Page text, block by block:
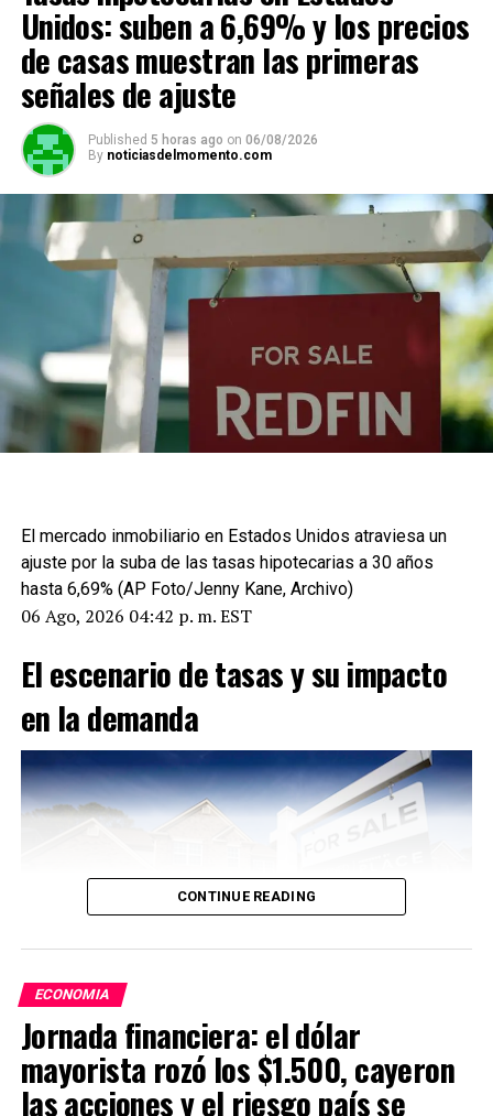
Unidos: suben a 6,69% y los precios
de casas muestran las primeras
señales de ajuste
Published 5 horas ago on 06/08/2026
By noticiasdelmomento.com
El mercado inmobiliario en Estados Unidos atraviesa un
ajuste por la suba de las tasas hipotecarias a 30 años
hasta 6,69% (AP Foto/Jenny Kane, Archivo)
06 Ago, 2026 04:42 p. m. EST
El escenario de tasas y su impacto
en la demanda
Un préstamo hipotecario de USD 300.000 a 30 años
implica pagar cerca de USD 397.620 en intereses con la
CONTINUE READING
ECONOMIA
Jornada financiera: el dólar
mayorista rozó los $1.500, cayeron
las acciones y el riesgo país se